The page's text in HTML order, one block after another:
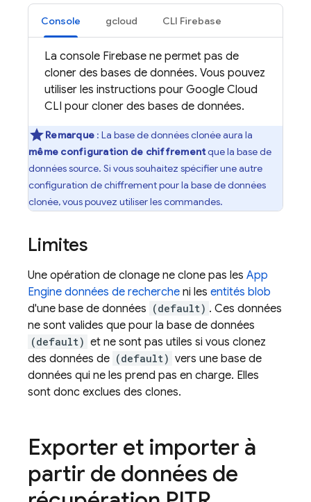
Console gcloud CLI Firebase
La console Firebase ne permet pas de
cloner des bases de données. Vous pouvez
utiliser les instructions pour Google Cloud
CLI pour cloner des bases de données.
Remarque : La base de données clonée aura la
même configuration de chiffrementque la base de
données source. Si vous souhaitez spécifier une autre
configuration de chiffrement pour la base de données
clonée, vous pouvez utiliser les commandes.
Limites
Une opération de clonage ne clone pas les App
Engine données de recherche ni les entités blob
d'une base de données (default) . Ces données
ne sont valides que pour la base de données
(default) et ne sont pas utiles si vous clonez
des données de (default) vers une base de
données qui ne les prend pas en charge. Elles
sont donc exclues des clones.
Exporter et importer à
partir de données de